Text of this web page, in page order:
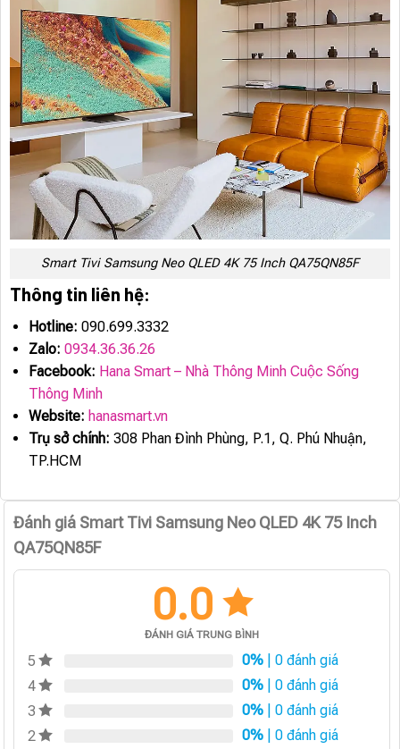
Smart Tivi Samsung Neo QLED 4K 75 Inch QA75QN85F
Thông tin liên hệ:
Hotline: 090.699.3332
Zalo: 0934.36.36.26
Facebook: Hana Smart – Nhà Thông Minh Cuộc Sống
Thông Minh
Website: hanasmart.vn
Trụ sở chính: 308 Phan Đình Phùng, P.1, Q. Phú Nhuận,
TP.HCM
Đánh giá Smart Tivi Samsung Neo QLED 4K 75 Inch
QA75QN85F
0.0
ĐÁNH GIÁ TRUNG BÌNH
5 0% | 0 đánh giá
4
0% | 0 đánh giá
3
0% | 0 đánh giá
2
0% | 0 đánh giá